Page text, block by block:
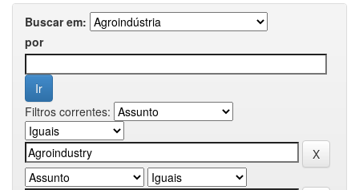
Buscar em:
por
Filtros correntes: